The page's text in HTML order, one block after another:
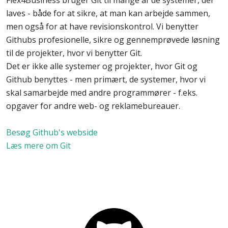
laves - både for at sikre, at man kan arbejde sammen,
men også for at have revisionskontrol. Vi benytter
Githubs profesionelle, sikre og gennemprøvede løsning
til de projekter, hvor vi benytter Git.
Det er ikke alle systemer og projekter, hvor Git og
Github benyttes - men primært, de systemer, hvor vi
skal samarbejde med andre programmører - f.eks.
opgaver for andre web- og reklamebureauer.
Besøg Github's webside
Læs mere om Git